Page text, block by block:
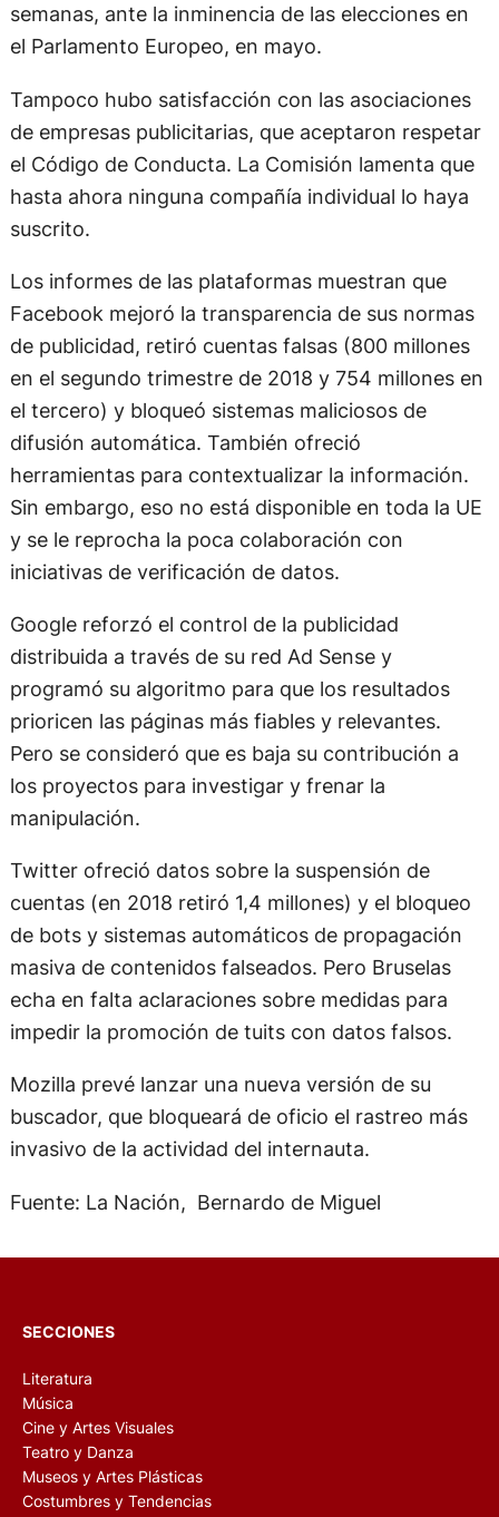
semanas, ante la inminencia de las elecciones en
el Parlamento Europeo, en mayo.
Tampoco hubo satisfacción con las asociaciones
de empresas publicitarias, que aceptaron respetar
el Código de Conducta. La Comisión lamenta que
hasta ahora ninguna compañía individual lo haya
suscrito.
Los informes de las plataformas muestran que
Facebook mejoró la transparencia de sus normas
de publicidad, retiró cuentas falsas (800 millones
en el segundo trimestre de 2018 y 754 millones en
el tercero) y bloqueó sistemas maliciosos de
difusión automática. También ofreció
herramientas para contextualizar la información.
Sin embargo, eso no está disponible en toda la UE
y se le reprocha la poca colaboración con
iniciativas de verificación de datos.
Google reforzó el control de la publicidad
distribuida a través de su red Ad Sense y
programó su algoritmo para que los resultados
prioricen las páginas más fiables y relevantes.
Pero se consideró que es baja su contribución a
los proyectos para investigar y frenar la
manipulación.
Twitter ofreció datos sobre la suspensión de
cuentas (en 2018 retiró 1,4 millones) y el bloqueo
de bots y sistemas automáticos de propagación
masiva de contenidos falseados. Pero Bruselas
echa en falta aclaraciones sobre medidas para
impedir la promoción de tuits con datos falsos.
Mozilla prevé lanzar una nueva versión de su
buscador, que bloqueará de oficio el rastreo más
invasivo de la actividad del internauta.
Fuente: La Nación, Bernardo de Miguel
SECCIONES
Literatura
Música
Cine y Artes Visuales
Teatro y Danza
Museos y Artes Plásticas
Costumbres y Tendencias